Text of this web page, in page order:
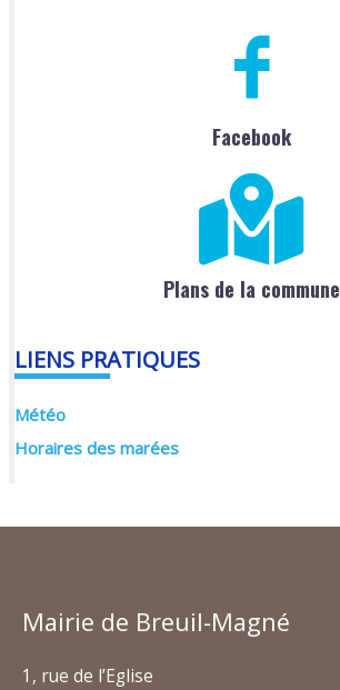
Facebook
Plans de la commune
LIENS PRATIQUES
Météo
Horaires des marées
Mairie de Breuil-Magné
1, rue de l’Eglise